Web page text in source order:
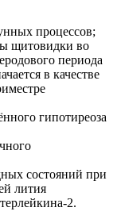
процессов;
щитовидки во
периода
в качестве
гипотиреоза
состояний при
лития
2.